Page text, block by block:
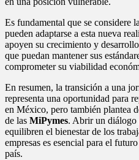
Es fundamental que se considere
pueden adaptarse a esta nueva
apoyen su crecimiento y
que puedan mantener sus
comprometer su viabilidad
En resumen, la transición a una
representa una oportunidad para
en México, pero también plantea
de las MiPymes. Abrir un diálogo
equilibren el bienestar de los
empresas es esencial para el
país.